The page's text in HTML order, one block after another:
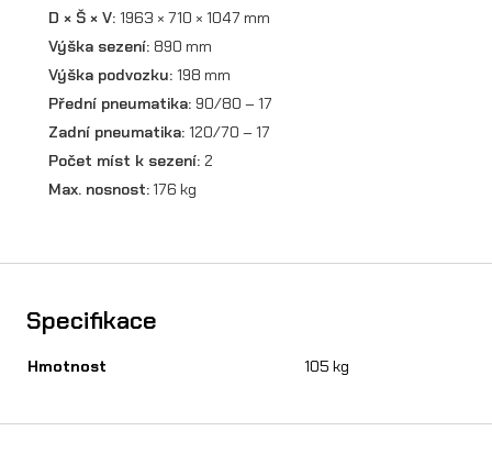
D × Š × V: 1963 × 710 × 1047 mm
Výška sezení: 890 mm
Výška podvozku: 198 mm
Přední pneumatika: 90/80 – 17
Zadní pneumatika: 120/70 – 17
Počet míst k sezení: 2
Max. nosnost: 176 kg
Specifikace
Hmotnost 105 kg